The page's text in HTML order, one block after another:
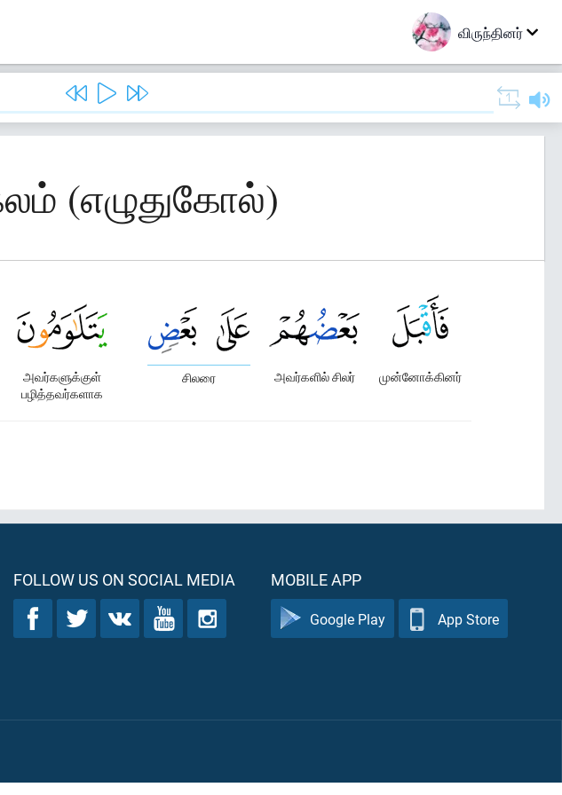
விருந்தினர்
(எழுதுகோல்)
முன்னோக்கினர்
அவர்களில் சிலர்
சிலரை
அவர்களுக்குள்
பழித்தவர்களாக
FOLLOW US ON SOCIAL MEDIA MOBILE APP
Google Play App Store